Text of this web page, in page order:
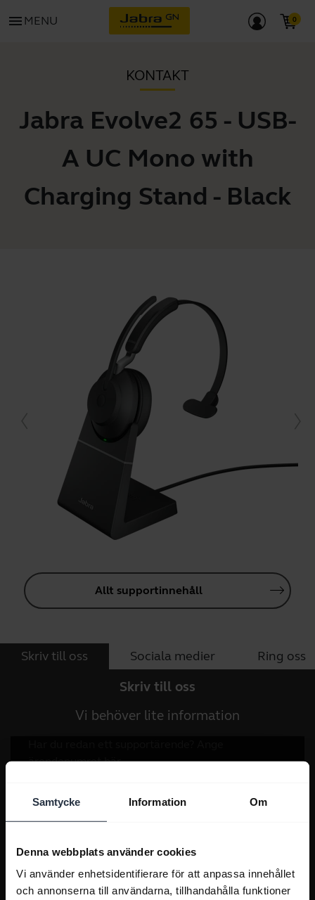
Samtycke Information Om
Denna webbplats använder cookies
Vi använder enhetsidentifierare för att anpassa innehållet
och annonserna till användarna, tillhandahålla funktioner
menu MENU
KONTAKT
Jabra Evolve2 65 - USB-
A UC Mono with
Charging Stand - Black
Allt supportinnehåll
Skriv till oss Sociala medier Ring oss
Skriv till oss
Vi behöver lite information